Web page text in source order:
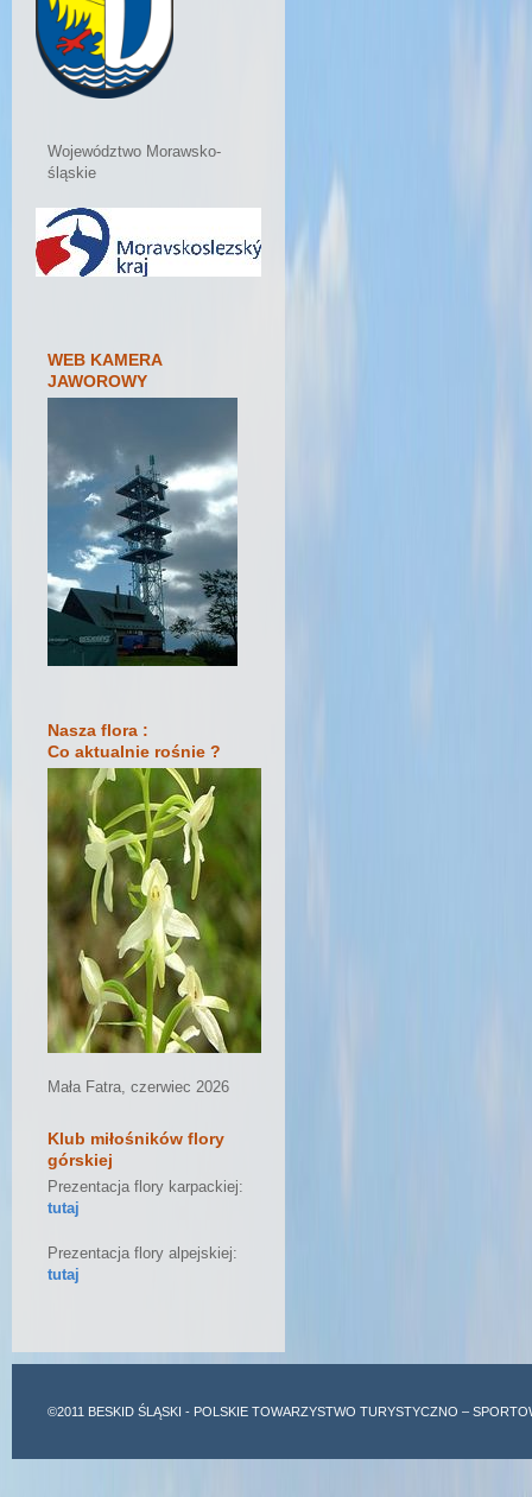
Województwo Morawsko-
śląskie
WEB KAMERA
JAWOROWY
Nasza flora :
Co aktualnie rośnie ?
Mała Fatra, czerwiec 2026
Klub miłośników flory
górskiej
Prezentacja flory karpackiej:
tutaj
Prezentacja flory alpejskiej:
tutaj
©2011 BESKID ŚLĄSKI - POLSKIE TOWARZYSTWO TURYSTYCZNO –